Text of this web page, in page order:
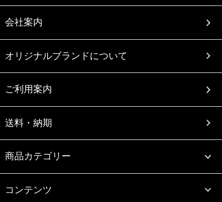
会社案内
オリジナルブランドについて
ご利用案内
送料・納期
商品カテゴリー
コンテンツ